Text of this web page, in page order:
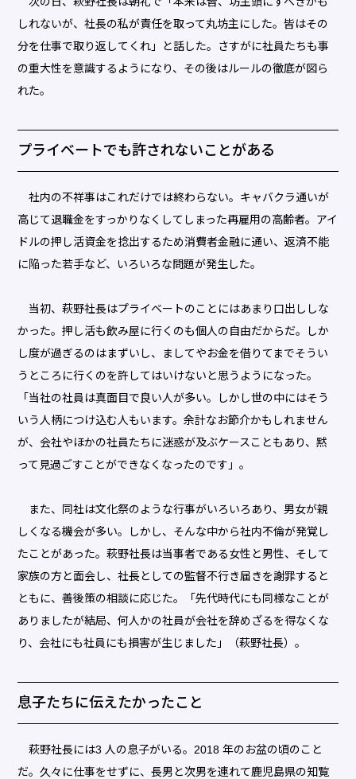
しれないが、社長の私が責任を取って丸坊主にした。皆はその
分を仕事で取り返してくれ」と話した。さすがに社員たちも事
の重大性を意識するようになり、その後はルールの徹底が図ら
れた。
プライベートでも許されないことがある
社内の不祥事はこれだけでは終わらない。キャバクラ通いが
高じて退職金をすっかりなくしてしまった再雇用の高齢者。アイ
ドルの押し活資金を捻出するため消費者金融に通い、返済不能
に陥った若手など、いろいろな問題が発生した。
当初、萩野社長はプライベートのことにはあまり口出ししな
かった。押し活も飲み屋に行くのも個人の自由だからだ。しか
し度が過ぎるのはまずいし、ましてやお金を借りてまでそうい
うところに行くのを許してはいけないと思うようになった。
「当社の社員は真面目で良い人が多い。しかし世の中にはそう
いう人柄につけ込む人もいます。余計なお節介かもしれません
が、会社やほかの社員たちに迷惑が及ぶケースこともあり、黙
って見過ごすことができなくなったのです」。
また、同社は文化祭のような行事がいろいろあり、男女が親
しくなる機会が多い。しかし、そんな中から社内不倫が発覚し
たことがあった。萩野社長は当事者である女性と男性、そして
家族の方と面会し、社長としての監督不行き届きを謝罪すると
ともに、善後策の相談に応じた。「先代時代にも同様なことが
ありましたが結局、何人かの社員が会社を辞めざるを得なくな
り、会社にも社員にも損害が生じました」（萩野社長）。
息子たちに伝えたかったこと
萩野社長には3 人の息子がいる。2018 年のお盆の頃のこと
だ。久々に仕事をせずに、長男と次男を連れて鹿児島県の知覧